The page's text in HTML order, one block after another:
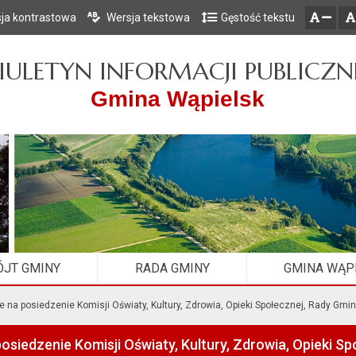
Przejdź do głównego menu
Przejdź do treści
Przejdź do mapy serwisu
kontrastowa Wersja tekstowa Gęstość tekstu
INFORMACJI
Gmina Wąpielsk
GMINY RADA GMINY GMINA
na posiedzenie Komisji Oświaty, Kultury, Zdrowia, Opieki Społecznej, Rady
Komisji Oświaty, Kultury, Zdrowia, Opieki